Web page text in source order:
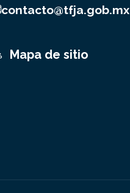
contacto@tfja.gob.mx
Mapa de sitio